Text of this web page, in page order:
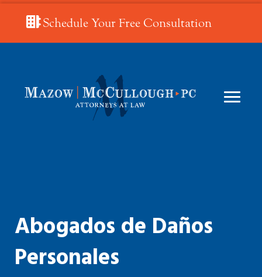
Schedule Your Free Consultation
Abogados de Daños
Personales